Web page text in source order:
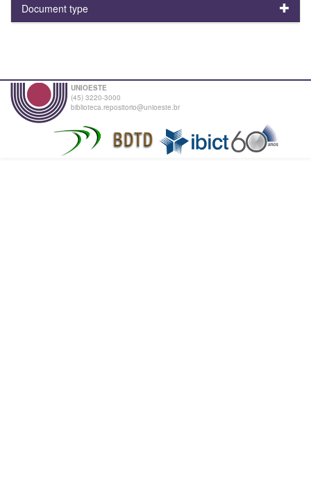
Document type
UNIOESTE
(45) 3220-3000
biblioteca.repositorio@unioeste.br